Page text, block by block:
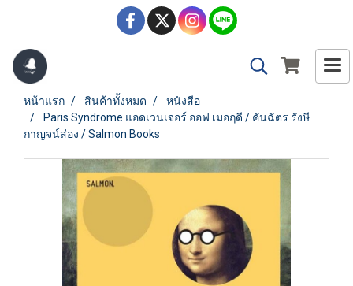
หน้าแรก สินค้าทั้งหมด
หนังสือ
Paris Syndrome แอดเวนเจอร์ ออฟ เมอฤดี / คันฉัตร รังษี
กาญจน์ส่อง / Salmon Books